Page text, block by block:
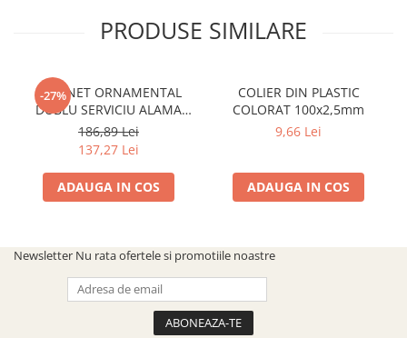
STICLĂ TERMOREZISTENTĂ
TRUSE SI ACCESORII PROFESIONALE
DE CURATARE HORN
ȘEMINEE ȘI ÎNCĂLZITOARE DE
PRODUSE SIMILARE
-27%
ROBINET ORNAMENTAL
DUBLU SERVICIU ALAMA
ANTICHIZATA CU CAP
ARMATURA CERAMIC
186,89 Lei
137,27 Lei
ADAUGA IN COS
COLIER DIN PLASTIC
COLORAT 100x2,5mm
9,66 Lei
ADAUGA IN COS
Newsletter Nu rata ofertele si promotiile noastre